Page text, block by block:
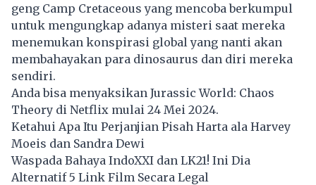
geng Camp Cretaceous yang mencoba berkumpul
untuk mengungkap adanya misteri saat mereka
menemukan konspirasi global yang nanti akan
membahayakan para dinosaurus dan diri mereka
sendiri.
Anda bisa menyaksikan Jurassic World: Chaos
Theory di Netflix mulai 24 Mei 2024.
Ketahui Apa Itu Perjanjian Pisah Harta ala Harvey
Moeis dan Sandra Dewi
Waspada Bahaya IndoXXI dan LK21! Ini Dia
Alternatif 5 Link Film Secara Legal